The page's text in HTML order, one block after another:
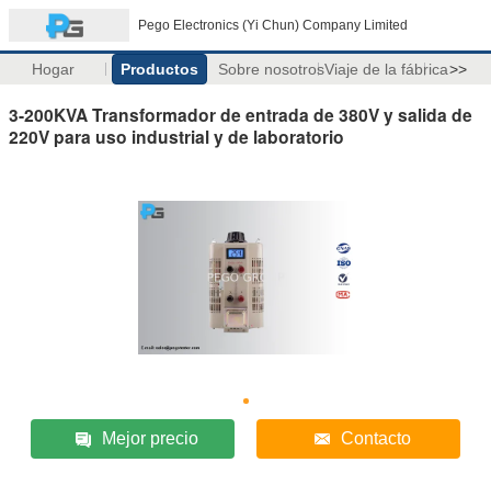
Pego Electronics (Yi Chun) Company Limited
Hogar Productos Sobre nosotrosViaje de la fábrica>>
3-200KVA Transformador de entrada de 380V y salida de
220V para uso industrial y de laboratorio
Mejor precio Contacto